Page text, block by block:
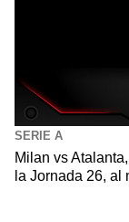
SERIE A
Milan vs
la Jornada 26, al